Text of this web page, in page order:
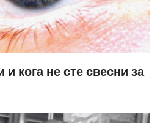
и кога не сте свесни за